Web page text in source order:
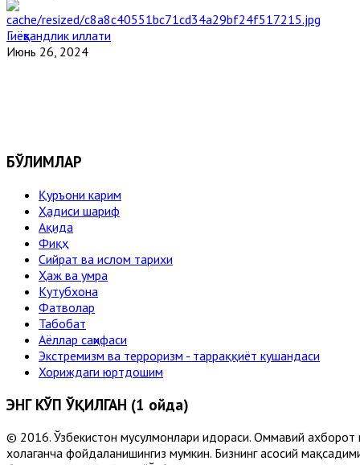
Гиёҳвандлик иллати
Июнь 26, 2024
БЎЛИМЛАР
Қуръони карим
Ҳадиси шариф
Ақида
Фиқҳ
Сийрат ва ислом тарихи
Ҳаж ва умра
Кутубхона
Фатволар
Табобат
Аёллар саҳифаси
Экстремизм ва терроризм - тарраққиёт кушандаси
Хориждаги юртдошим
ЭНГ КЎП ЎҚИЛГАН (1 ойда)
© 2016. Ўзбекистон мусулмонлари идораси. Оммавий ахборот
хоҳлаганча фойдаланишингиз мумкин. Бизнинг асосий